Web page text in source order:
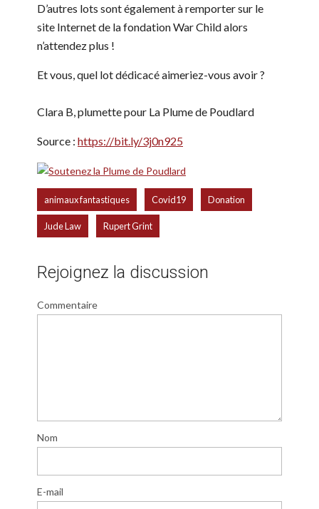
D’autres lots sont également à remporter sur le
site Internet de la fondation War Child alors
n’attendez plus !
Et vous, quel lot dédicacé aimeriez-vous avoir ?
Clara B, plumette pour La Plume de Poudlard
Source : https://bit.ly/3j0n925
animaux fantastiques Covid19 Donation
Jude Law Rupert Grint
Rejoignez la discussion
Commentaire
Nom
E-mail